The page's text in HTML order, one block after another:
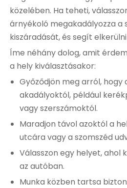
közelében. Ha teheti,
árnyékoló megakadályozza a
kiszáradását, és segít
Íme néhány dolog, amit
a hely kiválasztásakor:
Győződjön meg arról,
akadályoktól, például
vagy szerszámoktól.
Maradjon távol azoktól a
utcára vagy a szomszéd
Válasszon egy helyet, ahol
az autóban.
Munka közben tartsa